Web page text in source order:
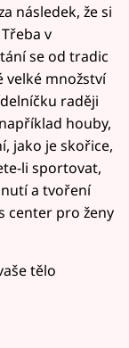
následek, že si
v
se od tradic
velké množství
raději
houby,
jako je skořice,
li sportovat,
a tvoření
center pro ženy
tělo